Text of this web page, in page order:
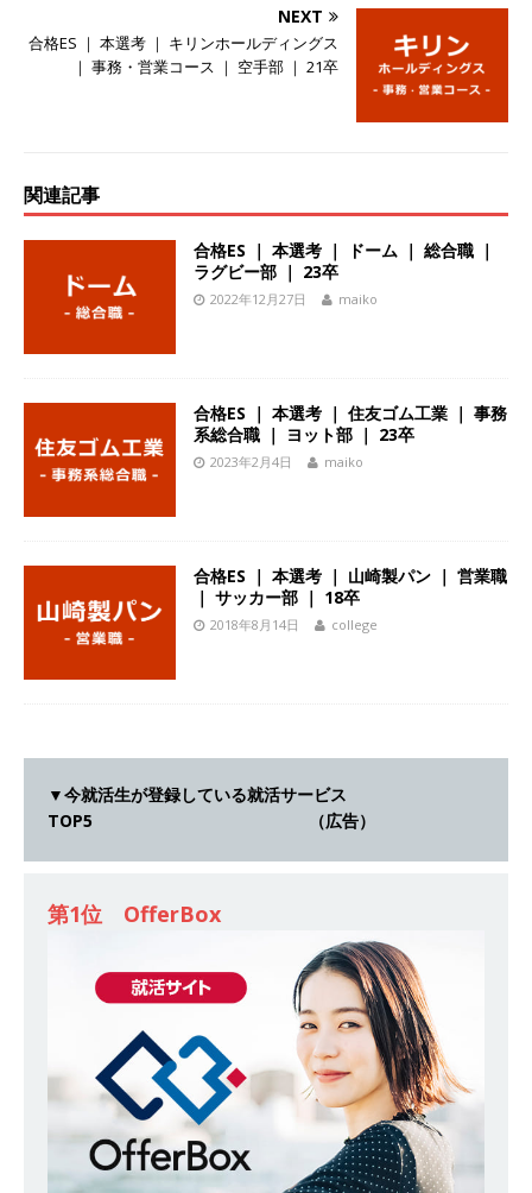
体育会積極採用企業
[ 2026年5月14日 ] 【 28卒 ｜ 不動産・営業を知
れる仕事体験開催 】大阪勤務・転勤なし ｜ 関西
年収1,000万も目指せる ｜ 年間休日120～125日
｜ エスリード
体育会積極採用企業
[ 2026年5月14日 ]
【 28卒 ｜ 30分のオンライン
収1,000万円目指せる ｜ 賞与年4回・年間休日
120日以上 ｜ ジブラルタ生命
ンカンパニー 】世界トップシェアの半導体技術
を持つグローバルメーカー ｜ 年間休日129日・
除・面接確約!! ｜ 1dayインターンあり 】 東京勤
務限定 ｜ 世界No.1の不動産投資市場東京で投資
住宅販売をリードする企業 ｜ 土地仕入れから物
件販売までを担う ｜ 平均年収809万 ｜ 年間休日
130日・土日祝完全休み ｜ スタンダード上場 ｜
明豊エンタープライズ
体育会積極採用企業
[ 2026年5月14日 ] 【 28卒 ｜ 適性検査合否免
除・面接確約!! ｜ 1dayインターンあり 】東京勤
務・転勤なし ｜ 投資用住宅販売をリードする企
業が手がける賃貸アパート・マンションの管理を
NEXT
合格ES ｜ 本選考 ｜ キリンホールディングス
｜ 事務・営業コース ｜ 空手部 ｜ 21卒
関連記事
合格ES ｜ 本選考 ｜ ドーム ｜ 総合職 ｜
ラグビー部 ｜ 23卒
2022年12月27日 maiko
合格ES ｜ 本選考 ｜ 住友ゴム工業 ｜ 事務
系総合職 ｜ ヨット部 ｜ 23卒
2023年2月4日 maiko
合格ES ｜ 本選考 ｜ 山崎製パン ｜ 営業職
｜ サッカー部 ｜ 18卒
2018年8月14日 college
▼今就活生が登録している就活サービス
TOP5 （広告）
第1位 OfferBox